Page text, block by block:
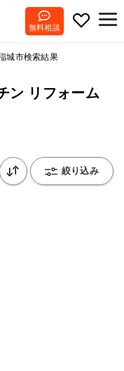
無料相談
城市検索結果
ン リフォーム
絞り込み